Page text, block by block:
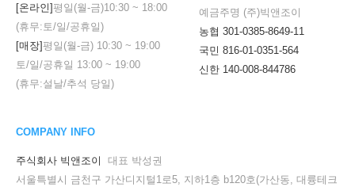
[온라인]평일(월-금)10:30 ~ 18:00
(휴무:토/일/공휴일)
[매장]평일(월-금) 10:30 ~ 19:00
토/일/공휴일 13:00 ~ 19:00
(휴무:설날/추석 당일)
예금주명 (주)빅앤조이
농협 301-0385-8649-11
국민 816-01-0351-564
신한 140-008-844786
COMPANY INFO
주식회사 빅앤조이
대표 박성권
서울특별시 금천구 가산디지털1로5, 지하1층 b120호(가산동, 대륭테크